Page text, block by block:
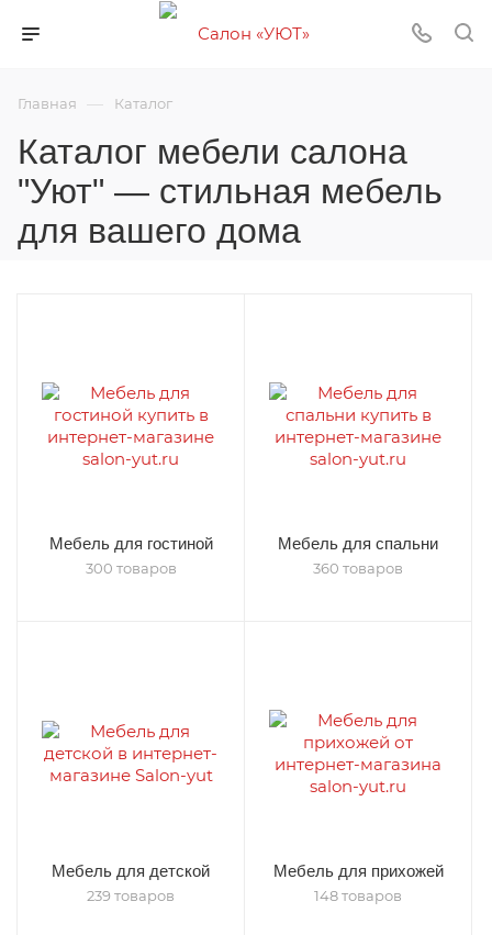
Главная — Каталог
Каталог мебели салона
"Уют" — стильная мебель
для вашего дома
Мебель для гостиной
300 товаров
Мебель для спальни
360 товаров
Мебель для детской
239 товаров
Мебель для прихожей
148 товаров